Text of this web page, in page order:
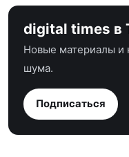
digital times в
Новые материалы и
шума.
Подписаться